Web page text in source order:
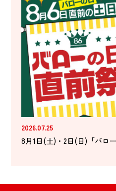
2026.07.25
8月1日(土)・2日(日)「バロ